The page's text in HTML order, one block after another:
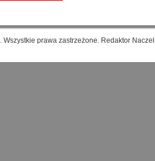
. Wszystkie prawa zastrzeżone. Redaktor